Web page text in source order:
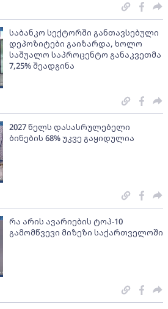
საბანკო სექტორში განთავსებული
დეპოზიტები გაიზარდა, ხოლო
საშუალო საპროცენტო განაკვეთმა
7,25% შეადგინა
2027 წელს დასასრულებელი
ბინების 68% უკვე გაყიდულია
რა არის ავარიების ტოპ-10
გამომწვევი მიზეზი საქართველოში